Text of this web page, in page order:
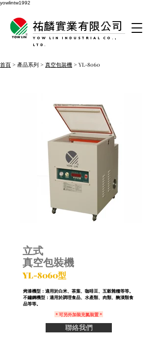
yowlintw1992
祐麟實業有限公司
YOW LIN INDUSTRIAL CO.,
LTD.
首頁 > 產品系列 > 真空包裝機 > YL-8060
立式
真空包裝機
YL-8060型
聯絡我們
＊可另外加裝充氮裝置＊
烤漆機型：適用於白米、茶葉、咖啡豆、五穀雜糧等等。
不鏽鋼機型：適用於調理食品、水產類、肉類、醃漬類食
品等等。